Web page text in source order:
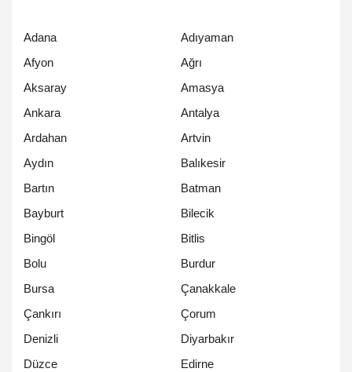
Adana
Adıyaman
Afyon
Ağrı
Aksaray
Amasya
Ankara
Antalya
Ardahan
Artvin
Aydın
Balıkesir
Bartın
Batman
Bayburt
Bilecik
Bingöl
Bitlis
Bolu
Burdur
Bursa
Çanakkale
Çankırı
Çorum
Denizli
Diyarbakır
Düzce
Edirne